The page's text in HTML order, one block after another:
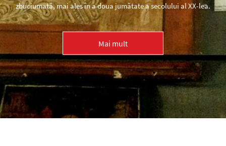
zbuciumată, mai ales în a doua jumătate a secolului al XX-lea.
Mai mult